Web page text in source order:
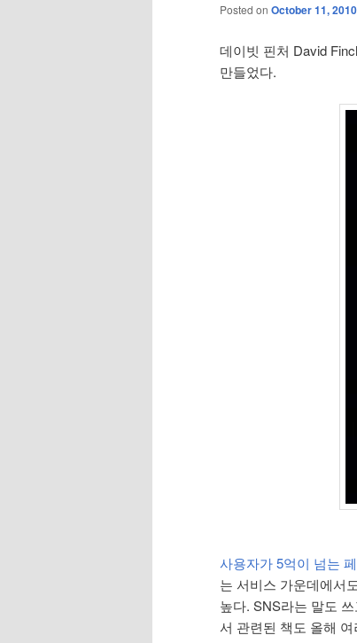
Posted on October 11, 2010
데이빗 핀처 David
만들었다.
사용자가 5억이 넘는
는 서비스 가운데에서
높다. SNS라는 말도
서 관련된 책도 올해